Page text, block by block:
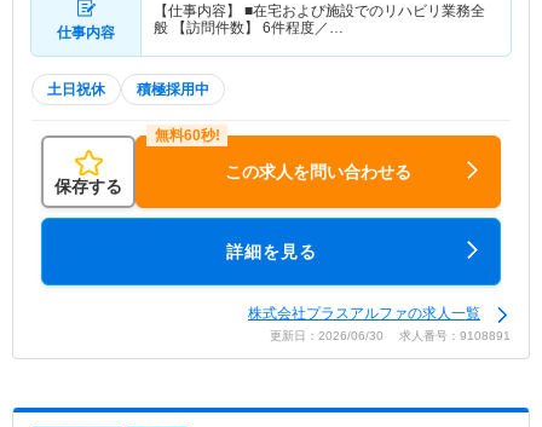
仕事内容
【仕事内容】 ■在宅および施設でのリハビリ業務全
般 【訪問件数】 6件程度／…
土日祝休 積極採用中
保存する
この求人を問い合わせる
詳細を見る
株式会社プラスアルファの求人一覧
更新日：2026/06/30 求人番号：9108891